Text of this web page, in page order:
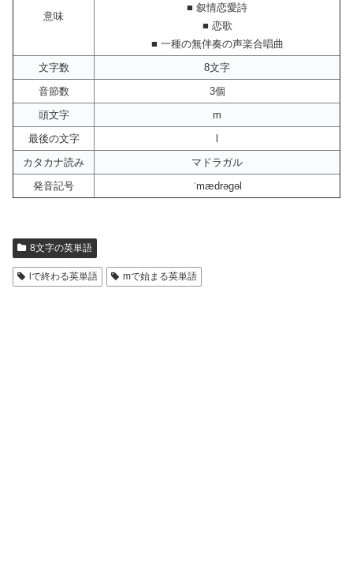
意味
■ 叙情恋愛詩
■ 恋歌
■ 一種の無伴奏の声楽合唱曲
文字数
8文字
音節数
3個
頭文字
m
最後の文字
カタカナ読み
マドラガル
発音記号
ˈmædrəgəl
8文字の英単語
lで終わる英単語 mで始まる英単語